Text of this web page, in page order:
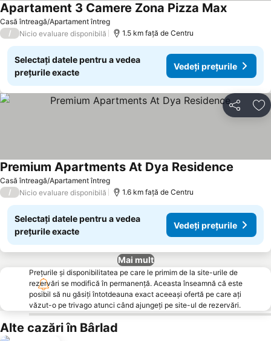
Casă întreagă/Apartament întreg
Apartament 3 Camere Zona Pizza MaxVedeți
/ Nicio evaluare disponibilă 1.5 km faţă de Centru
Selectați datele pentru a vedea
prețurile exacte
Vedeți prețurile
Distribuiți
Casă întreagă/Apartament întreg
Premium Apartments At Dya Residence
/ Nicio evaluare disponibilă 1.6 km faţă de Centru
Selectați datele pentru a vedea
prețurile exacte
Vedeți prețurile
Mai mult
Prețurile și disponibilitatea pe care le primim de la site-urile de
rezervări se modifică în permanență. Aceasta înseamnă că este
posibil să nu găsiți întotdeauna exact aceeași ofertă pe care ați
văzut-o pe trivago atunci când ajungeți pe site-ul de rezervări.
Alte cazări în Bârlad